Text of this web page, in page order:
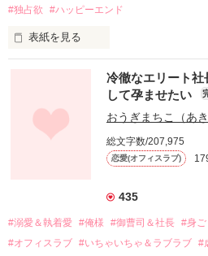
#独占欲
#ハッピーエンド
表紙を見る
幼なじみの哲平に淡い恋心を抱いて
しかし、ある出来事をきっかけに二
関係修復もできないまま、美桜は両
引っ越すことになり、哲平とも離れ
それから約十二年後。
過去の傷から、二度と会いたくない
運命のような再会を果たす。
冷徹なエリート
して孕ませたい
おうぎまちこ（あ
総文字数/207,975
恋愛(オフィスラブ)
435
#溺愛＆執着愛 #俺様 #御曹司＆社長 #身
#オフィスラブ #いちゃいちゃ＆ラブラブ #